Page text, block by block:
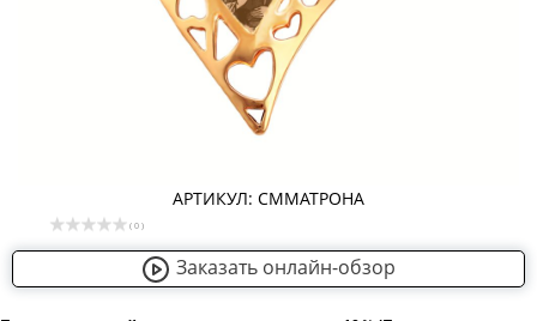
АРТИКУЛ: СММАТРОНА
( 0 )
Заказать онлайн-обзор